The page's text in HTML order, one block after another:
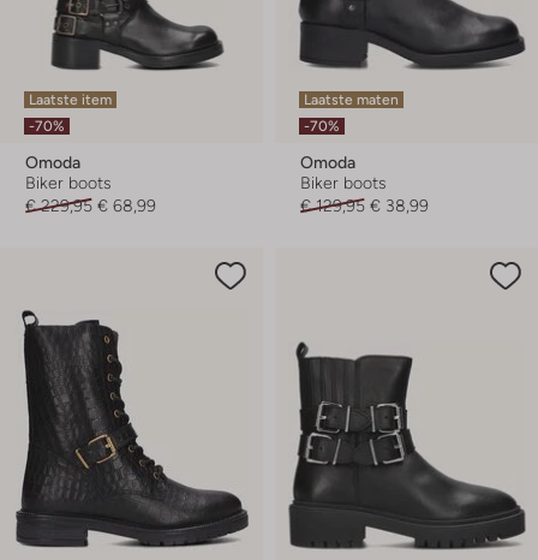
Laatste item
-70%
Omoda
Biker boots
€ 229,95 € 68,99
Laatste maten
-70%
Omoda
Biker boots
€ 129,95 € 38,99